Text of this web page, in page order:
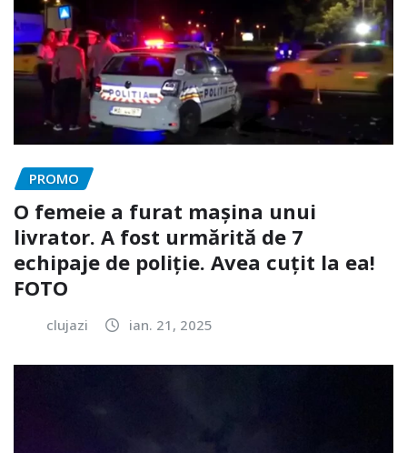
PROMO
O femeie a furat mașina unui
livrator. A fost urmărită de 7
echipaje de poliție. Avea cuțit la ea!
FOTO
clujazi ian. 21, 2025